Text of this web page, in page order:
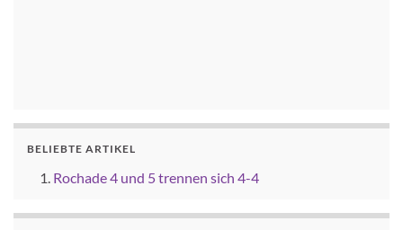
BELIEBTE ARTIKEL
Rochade 4 und 5 trennen sich 4-4